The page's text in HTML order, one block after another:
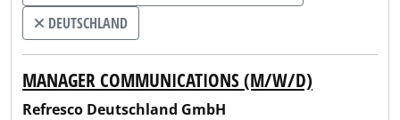
DEUTSCHLAND
MANAGER COMMUNICATIONS (M/W/D)
Refresco Deutschland GmbH